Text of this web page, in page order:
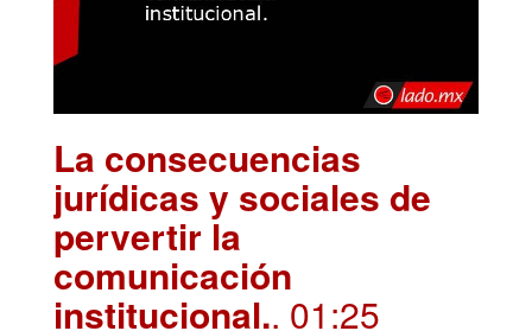
La consecuencias
jurídicas y sociales de
pervertir la
comunicación
institucional.. 01:25